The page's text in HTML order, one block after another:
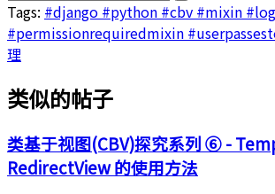
Tags: #django #python #cbv #mixin
#permissionrequiredmixin
理
类似的帖子
类基于视图(CBV)探究系列 ⑥ -
RedirectView 的使用方法